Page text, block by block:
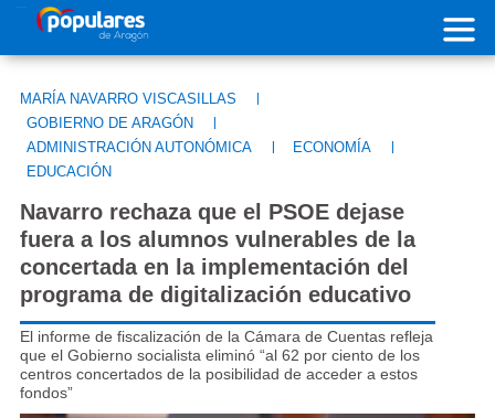
Pasar al contenido principal
MARÍA NAVARRO VISCASILLAS |
GOBIERNO DE ARAGÓN |
ADMINISTRACIÓN AUTONÓMICA | ECONOMÍA |
EDUCACIÓN
Navarro rechaza que el PSOE dejase
fuera a los alumnos vulnerables de la
concertada en la implementación del
programa de digitalización educativo
El informe de fiscalización de la Cámara de Cuentas refleja
que el Gobierno socialista eliminó “al 62 por ciento de los
centros concertados de la posibilidad de acceder a estos
fondos”